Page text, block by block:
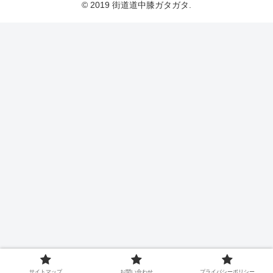
© 2019 街道道中膝ガタガタ.
サイトマップ お問い合わせ プライバシーポリシー